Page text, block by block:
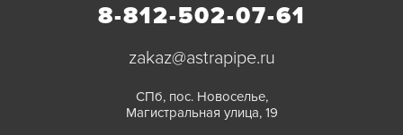
8-812-502-07-61
zakaz@astrapipe.ru
СПб, пос. Новоселье,
Магистральная улица, 19